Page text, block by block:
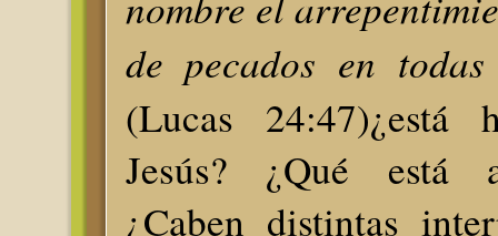
de pecados en
(Lucas 24:47)¿está
Jesús? ¿Qué está
¿Caben distintas